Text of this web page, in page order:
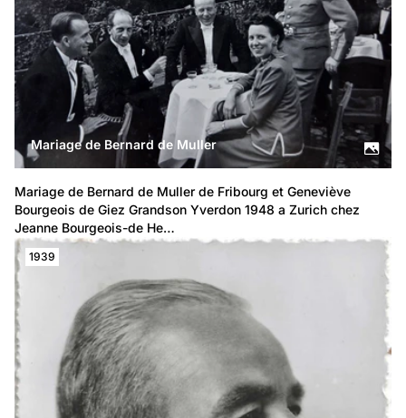
Mariage de Bernard de Muller
Mariage de Bernard de Muller de Fribourg et Geneviève
Bourgeois de Giez Grandson Yverdon 1948 a Zurich chez
Jeanne Bourgeois-de He…
1939